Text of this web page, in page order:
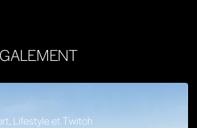
Lifestyle et Twitch